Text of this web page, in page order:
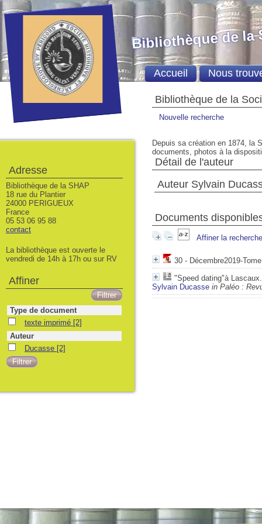
Bibliothèque de la
Nouvelle recherche
Depuis sa création en 1874, la
documents, photos à la
Détail de l'auteur
Auteur Sylvain
Documents
Affiner la recherche
30 - Décembre2019-
"Speed dating"à
Sylvain Ducasse in Paléo :
Bibliothèque de la
Accueil Nous
Adresse
Bibliothèque de la SHAP
18 rue du Plantier
24000 PERIGUEUX
France
05 53 06 95 88
contact
La bibliothèque est ouverte le
vendredi de 14h à 17h ou sur RV
Affiner
Type de document
texte imprimé [2]
Auteur
Ducasse [2]